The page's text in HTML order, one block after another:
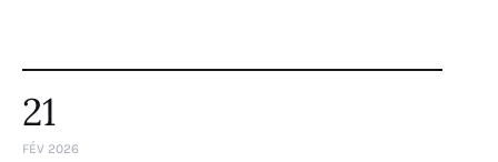
Sport
Société
21
FÉV 2026